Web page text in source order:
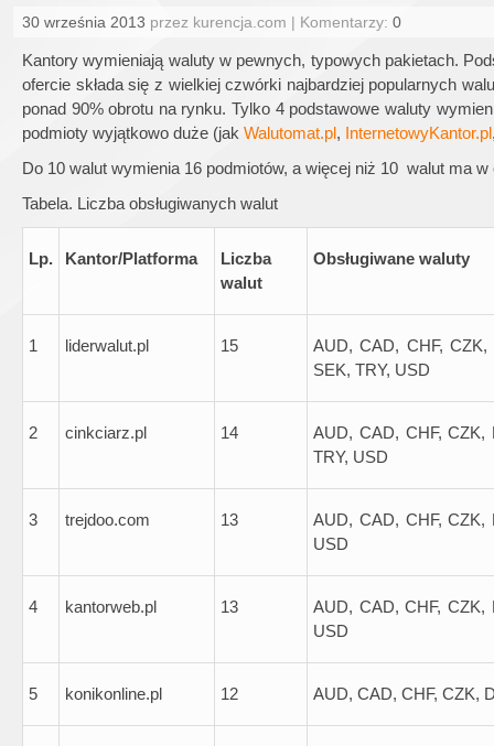
30 września 2013 przez kurencja.com | Komentarzy: 0
Kantory wymieniają waluty w pewnych, typowych pakietach.
ofercie składa się z wielkiej czwórki najbardziej popularnych
ponad 90% obrotu na rynku. Tylko 4 podstawowe waluty
podmioty wyjątkowo duże (jak Walutomat.pl, InternetowyKantor.pl
Do 10 walut wymienia 16 podmiotów, a więcej niż 10 walut ma w
Tabela. Liczba obsługiwanych walut
Lp. Kantor/Platforma
Liczba
walut
Obsługiwane waluty
1 liderwalut.pl 15
AUD, CAD, CHF,
SEK, TRY, USD
2 cinkciarz.pl 14
AUD, CAD, CHF, CZK,
TRY, USD
3 trejdoo.com 13
AUD, CAD, CHF, CZK,
USD
4 kantorweb.pl 13
AUD, CAD, CHF, CZK,
USD
5 konikonline.pl 12 AUD, CAD, CHF, CZK,